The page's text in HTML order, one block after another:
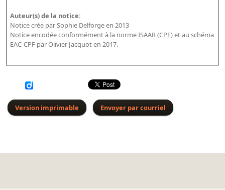
Appel à chercheurs : bourse Comité d’histoire de la BnF
Appel à projets
Fournir un témoignage et/ou un document
Auteur(s) de la notice:
Notice crée par Sophie Delforge en 2013
Notice encodée conformément à la norme ISAAR (CPF) et au schéma
EAC-CPF par Olivier Jacquot en 2017.
Version imprimable Envoyer par courriel